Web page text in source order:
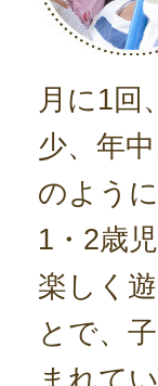
月に1回
少、年
のよう
1・2歳
楽しく
とで、